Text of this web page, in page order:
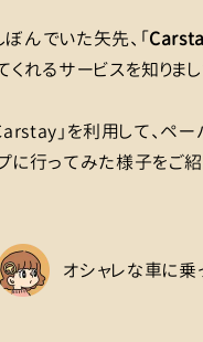
んでいた矢先、「
くれるサービスを知りま
」を利用して、ペ
に行ってみた様子をご紹
オシャレな車に乗